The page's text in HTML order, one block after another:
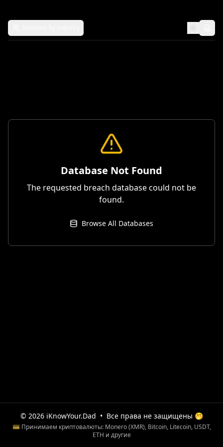
Database Not Found
The requested breach database could not be
found.
Browse All Databases
© 2026 iKnowYour.Dad • Все права не защищены 🤭
💳 Принимаем криптовалюты: Monero (XMR), Bitcoin, Litecoin, USDT,
ETH и другие